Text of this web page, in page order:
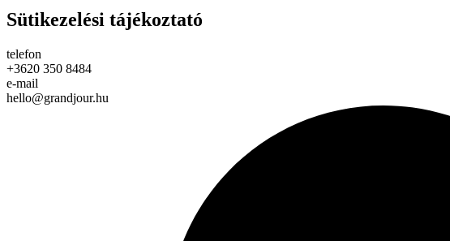
Sütikezelési tájékoztató
telefon
+3620 350 8484
e-mail
hello@grandjour.hu